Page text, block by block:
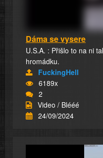
Dáma se vysere
U.S.A. : Přišlo to na ni
hromádku.
FuckingHell
6189x
2
Video / Blééé
24/09/2024